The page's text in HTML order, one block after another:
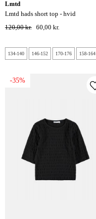
lmtd
lmtd hads short top - hvid
120,00 kr. 60,00 kr.
134-140 146-152 170-176 158-164
-35%